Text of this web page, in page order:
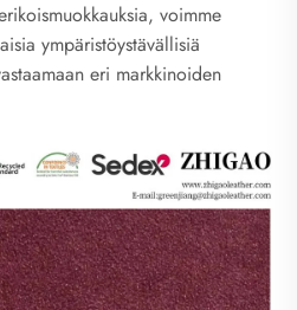
voimme
ympäristöystävällisiä
eri markkinoiden